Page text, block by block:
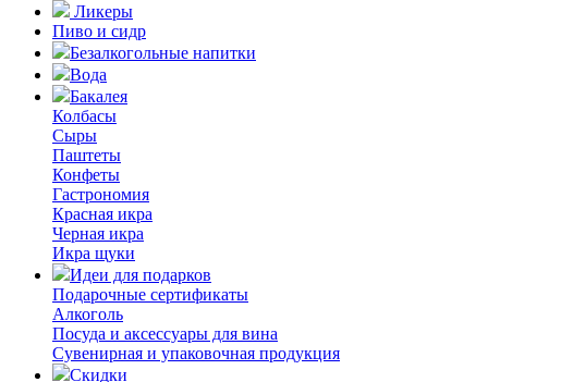
Ликеры
Пиво и сидр
Безалкогольные напитки
Вода
Бакалея
Колбасы
Сыры
Паштеты
Конфеты
Гастрономия
Красная икра
Черная икра
Икра щуки
Идеи для подарков
Подарочные сертификаты
Алкоголь
Посуда и аксессуары для вина
Сувенирная и упаковочная продукция
Скидки